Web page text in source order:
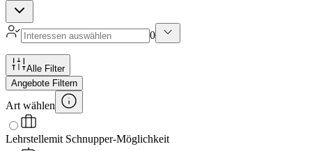
0
Alle Filter
Angebote Filtern
Art wählen
Lehrstellemit Schnupper-Möglichkeit